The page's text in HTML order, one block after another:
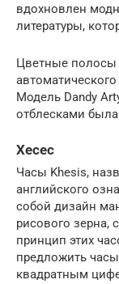
вдохновлен
литературы,
Цветные полосы
Модель Dandy
отблесками
Хесес
Часы Khesis,
английского
собой дизайн
рисового зерна,
принцип этих
предложить
квадратным